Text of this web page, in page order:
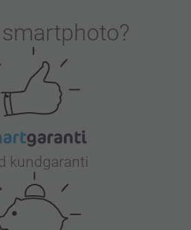
smartphoto?
kundgaranti